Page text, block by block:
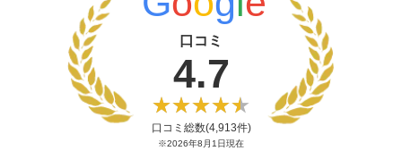
口コミ
4.7
口コミ総数(4,913件)
※2026年8月1日現在